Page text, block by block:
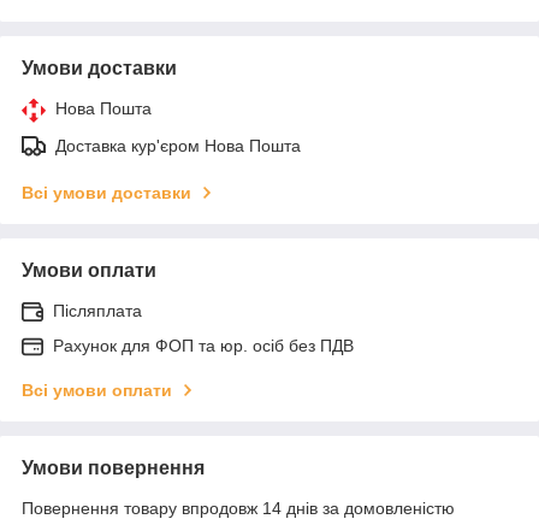
Умови доставки
Нова Пошта
Доставка кур'єром Нова Пошта
Всі умови доставки
Умови оплати
Післяплата
Рахунок для ФОП та юр. осіб без ПДВ
Всі умови оплати
Умови повернення
Повернення товару впродовж 14 днів за домовленістю